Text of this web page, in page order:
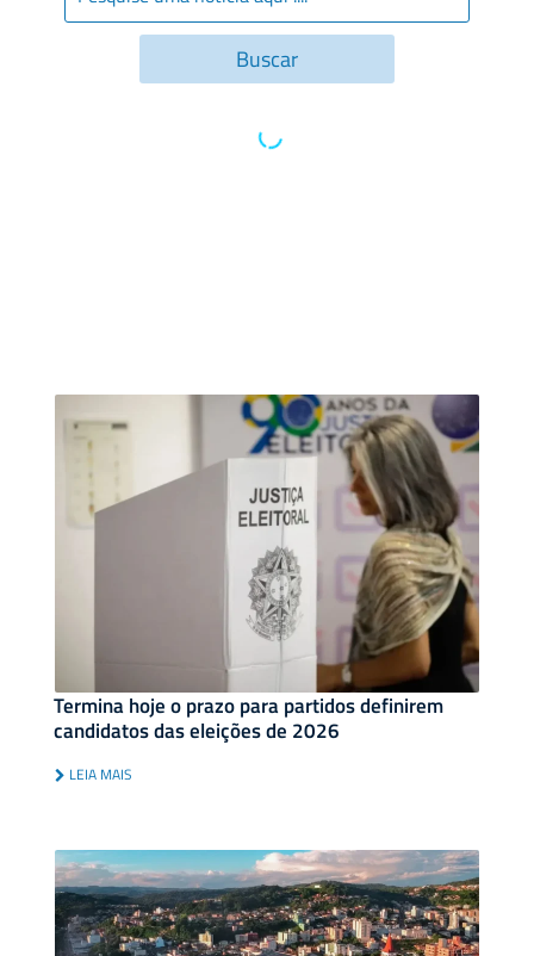
Termina hoje o prazo para partidos definirem
candidatos das eleições de 2026
LEIA MAIS